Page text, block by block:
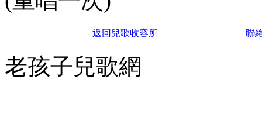
返回兒歌收容所 聯
老孩子兒歌網